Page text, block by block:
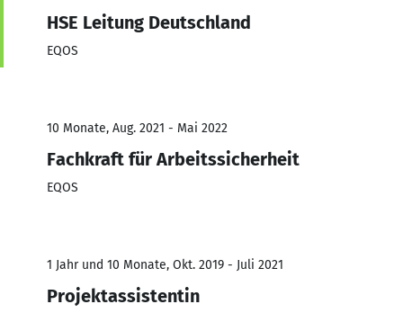
HSE Leitung Deutschland
EQOS
10 Monate, Aug. 2021 - Mai 2022
Fachkraft für Arbeitssicherheit
EQOS
1 Jahr und 10 Monate, Okt. 2019 - Juli 2021
Projektassistentin